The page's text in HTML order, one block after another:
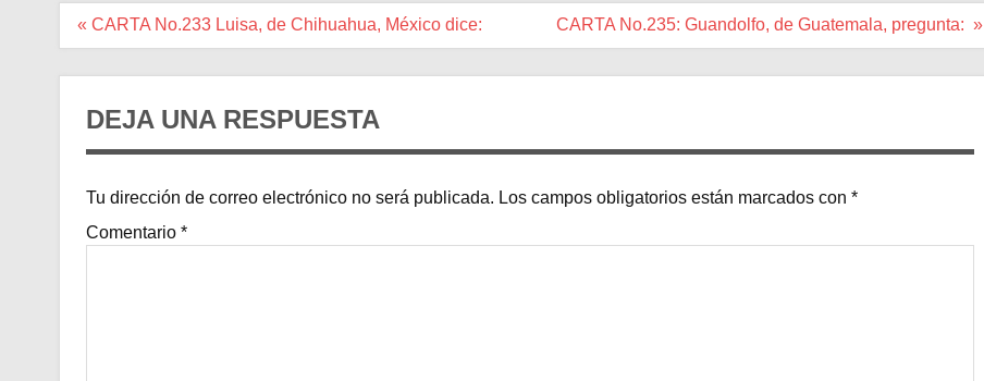
Navegación
« CARTA No.233 Luisa, de Chihuahua, México dice: CARTA No.235: Guandolfo, de Guatemala, pregunta: »
DEJA UNA RESPUESTA
Tu dirección de correo electrónico no será publicada. Los campos obligatorios están marcados con *
Comentario *